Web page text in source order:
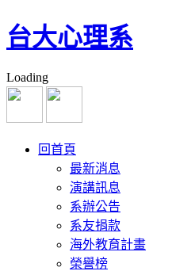
台大心理系
Loading
回首頁
最新消息
演講訊息
系辦公告
系友捐款
海外教育計畫
榮譽榜